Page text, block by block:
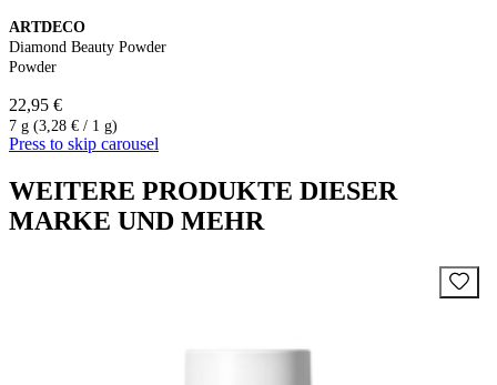
ARTDECO
Diamond Beauty Powder
Powder
22,95 €
7 g (3,28 € / 1 g)
Press to skip carousel
WEITERE PRODUKTE DIESER
MARKE UND MEHR